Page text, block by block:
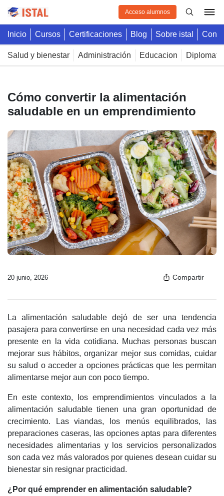
Acceso alumnos
inicio cursos certificaciones blog sobre istal
salud y bienestar administración educacion
Cómo convertir la alimentación
saludable en un emprendimiento
20 junio, 2026 Compartir
La alimentación saludable dejó de ser una tendencia
pasajera para convertirse en una necesidad cada vez más
presente en la vida cotidiana. Muchas personas buscan
mejorar sus hábitos, organizar mejor sus comidas, cuidar
su salud o acceder a opciones prácticas que les permitan
alimentarse mejor aun con poco tiempo.
En este contexto, los emprendimientos vinculados a la
alimentación saludable tienen una gran oportunidad de
crecimiento. Las viandas, los menús equilibrados, las
preparaciones caseras, las opciones aptas para diferentes
necesidades alimentarias y los servicios personalizados
son cada vez más valorados por quienes desean cuidar su
bienestar sin resignar practicidad.
¿Por qué emprender en alimentación saludable?